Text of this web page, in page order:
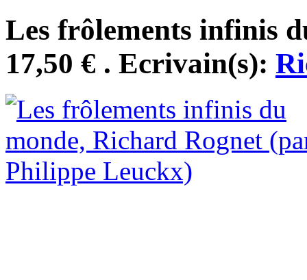
Les frôlements infinis
17,50 € . Ecrivain(s):